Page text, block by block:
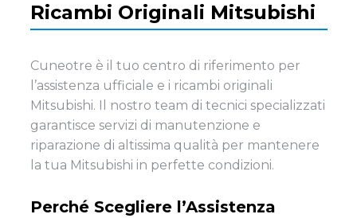
Ricambi Originali Mitsubishi
Cuneotre è il tuo centro di riferimento per
l’assistenza ufficiale e i ricambi originali
Mitsubishi. Il nostro team di tecnici specializzati
garantisce servizi di manutenzione e
riparazione di altissima qualità per mantenere
la tua Mitsubishi in perfette condizioni.
Perché Scegliere l’Assistenza